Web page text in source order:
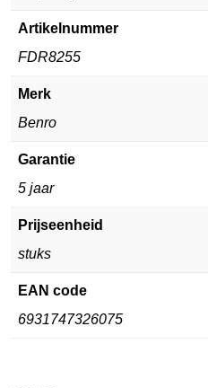
Artikelnummer
FDR8255
Merk
Benro
Garantie
5 jaar
Prijseenheid
stuks
EAN code
6931747326075